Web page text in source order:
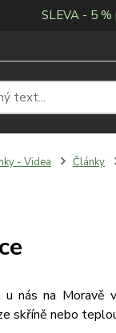
SLEVA - 5
- Videa Články
u nás na Moravě
skříně nebo